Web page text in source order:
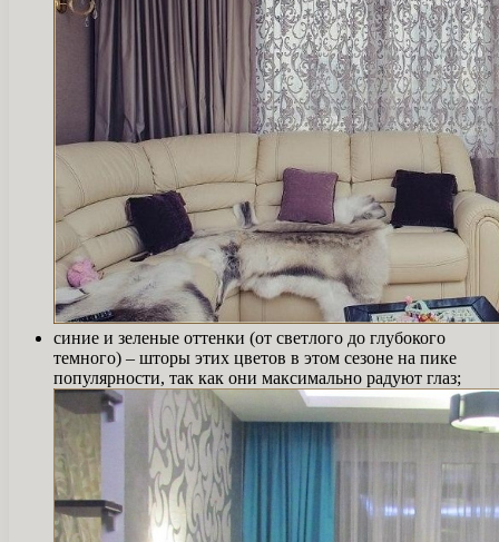
синие и зеленые оттенки (от светлого до глубокого
темного) – шторы этих цветов в этом сезоне на пике
популярности, так как они максимально радуют глаз;